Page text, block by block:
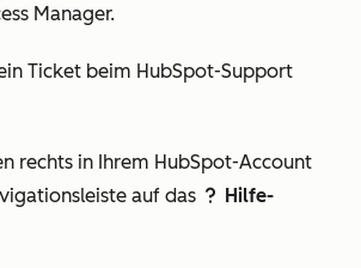
Manager.
Ticket beim HubSpot-Support
rechts in Ihrem HubSpot-Account
auf das question Hilfe-